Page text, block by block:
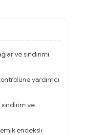
ve sindirimi
yardımcı
ve
endeksli